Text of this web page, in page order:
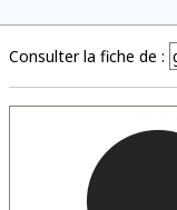
Consulter la fiche de :